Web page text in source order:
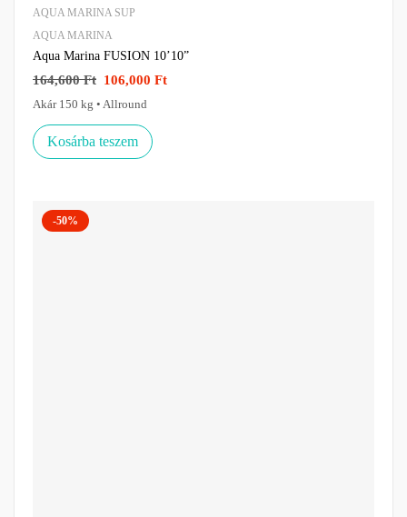
AQUA MARINA SUP
AQUA MARINA
Aqua Marina FUSION 10’10”
164,600Ft 106,000 Ft
Akár 150 kg • Allround
Kosárba teszem
-50%